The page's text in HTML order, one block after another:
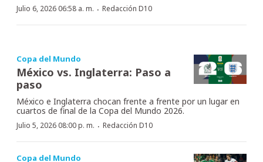
Julio 6, 2026 06:58 a. m. · Redacción D10
Copa del Mundo
México vs. Inglaterra: Paso a
paso
México e Inglaterra chocan frente a frente por un lugar en
cuartos de final de la Copa del Mundo 2026.
Julio 5, 2026 08:00 p. m. · Redacción D10
Copa del Mundo